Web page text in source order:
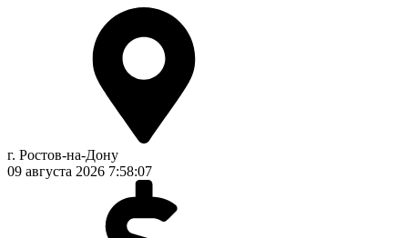
г. Ростов-на-Дону
09 августа 2026 7:58:07